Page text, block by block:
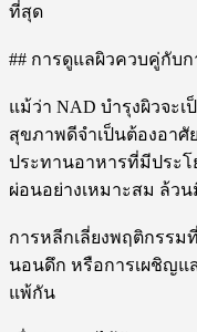
ที่สุด
## การดูแลผิวควบคู่กับก
แม้ว่า NAD บำรุงผิวจะ
สุขภาพดีจำเป็นต้องอา
ประทานอาหารที่มีประ
ผ่อนอย่างเหมาะสม ล้ว
การหลีกเลี่ยงพฤติกรรม
นอนดึก หรือการเผชิญแ
แพ้กัน